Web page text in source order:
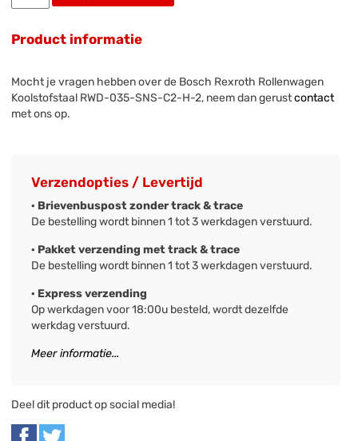
Product informatie
Mocht je vragen hebben over de Bosch Rexroth Rollenwagen
Koolstofstaal RWD-035-SNS-C2-H-2, neem dan gerustcontact
met ons op.
Verzendopties / Levertijd
· Brievenbuspost zonder track & trace
De bestelling wordt binnen 1 tot 3 werkdagen verstuurd.
· Pakket verzending met track & trace
De bestelling wordt binnen 1 tot 3 werkdagen verstuurd.
· Express verzending
Op werkdagen voor 18:00u besteld, wordt dezelfde
werkdag verstuurd.
Meer informatie...
Deel dit product op social media!